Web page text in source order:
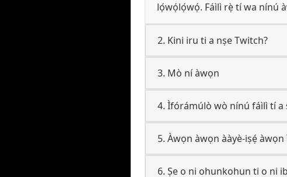
lọ́wọ́lọ́wọ́. Fáìlì rẹ̀ tí wa nínú
2. Kini iru ti a nṣe Twitch?
3. Mò ní àwọn
4. Ìfórámúlò wò nínú fáìlì tí a
5. Àwọn àwọn ààyè-iṣẹ́
6. Ṣe o ni ohunkohun ti o ni